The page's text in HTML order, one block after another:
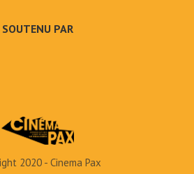
SOUTENU PAR
2020 - Cinema Pax